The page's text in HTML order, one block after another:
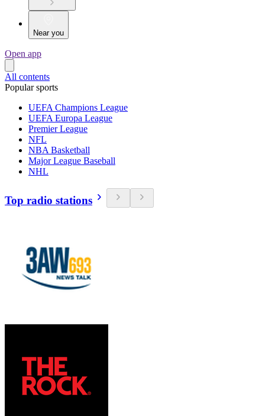
Near you
Open app
All contents
Popular sports
UEFA Champions League
UEFA Europa League
Premier League
NFL
NBA Basketball
Major League Baseball
NHL
Top radio stations